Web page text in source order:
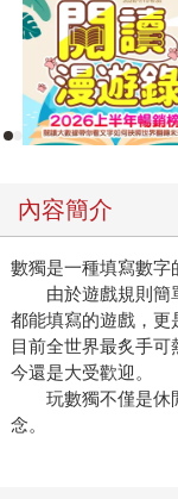
內容簡介
數獨是一種填寫數字
由於遊戲規則簡單
都能填寫的遊戲，更
目前全世界最炙手
今還是大受歡迎。
玩數獨不僅是休閒
念。